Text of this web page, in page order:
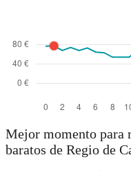
Mejor momento para
baratos de Regio de